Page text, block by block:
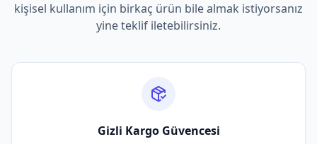
kişisel kullanım için birkaç ürün bile almak istiyorsanız
yine teklif iletebilirsiniz.
Gizli Kargo Güvencesi